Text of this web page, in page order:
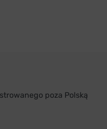
poza Polską